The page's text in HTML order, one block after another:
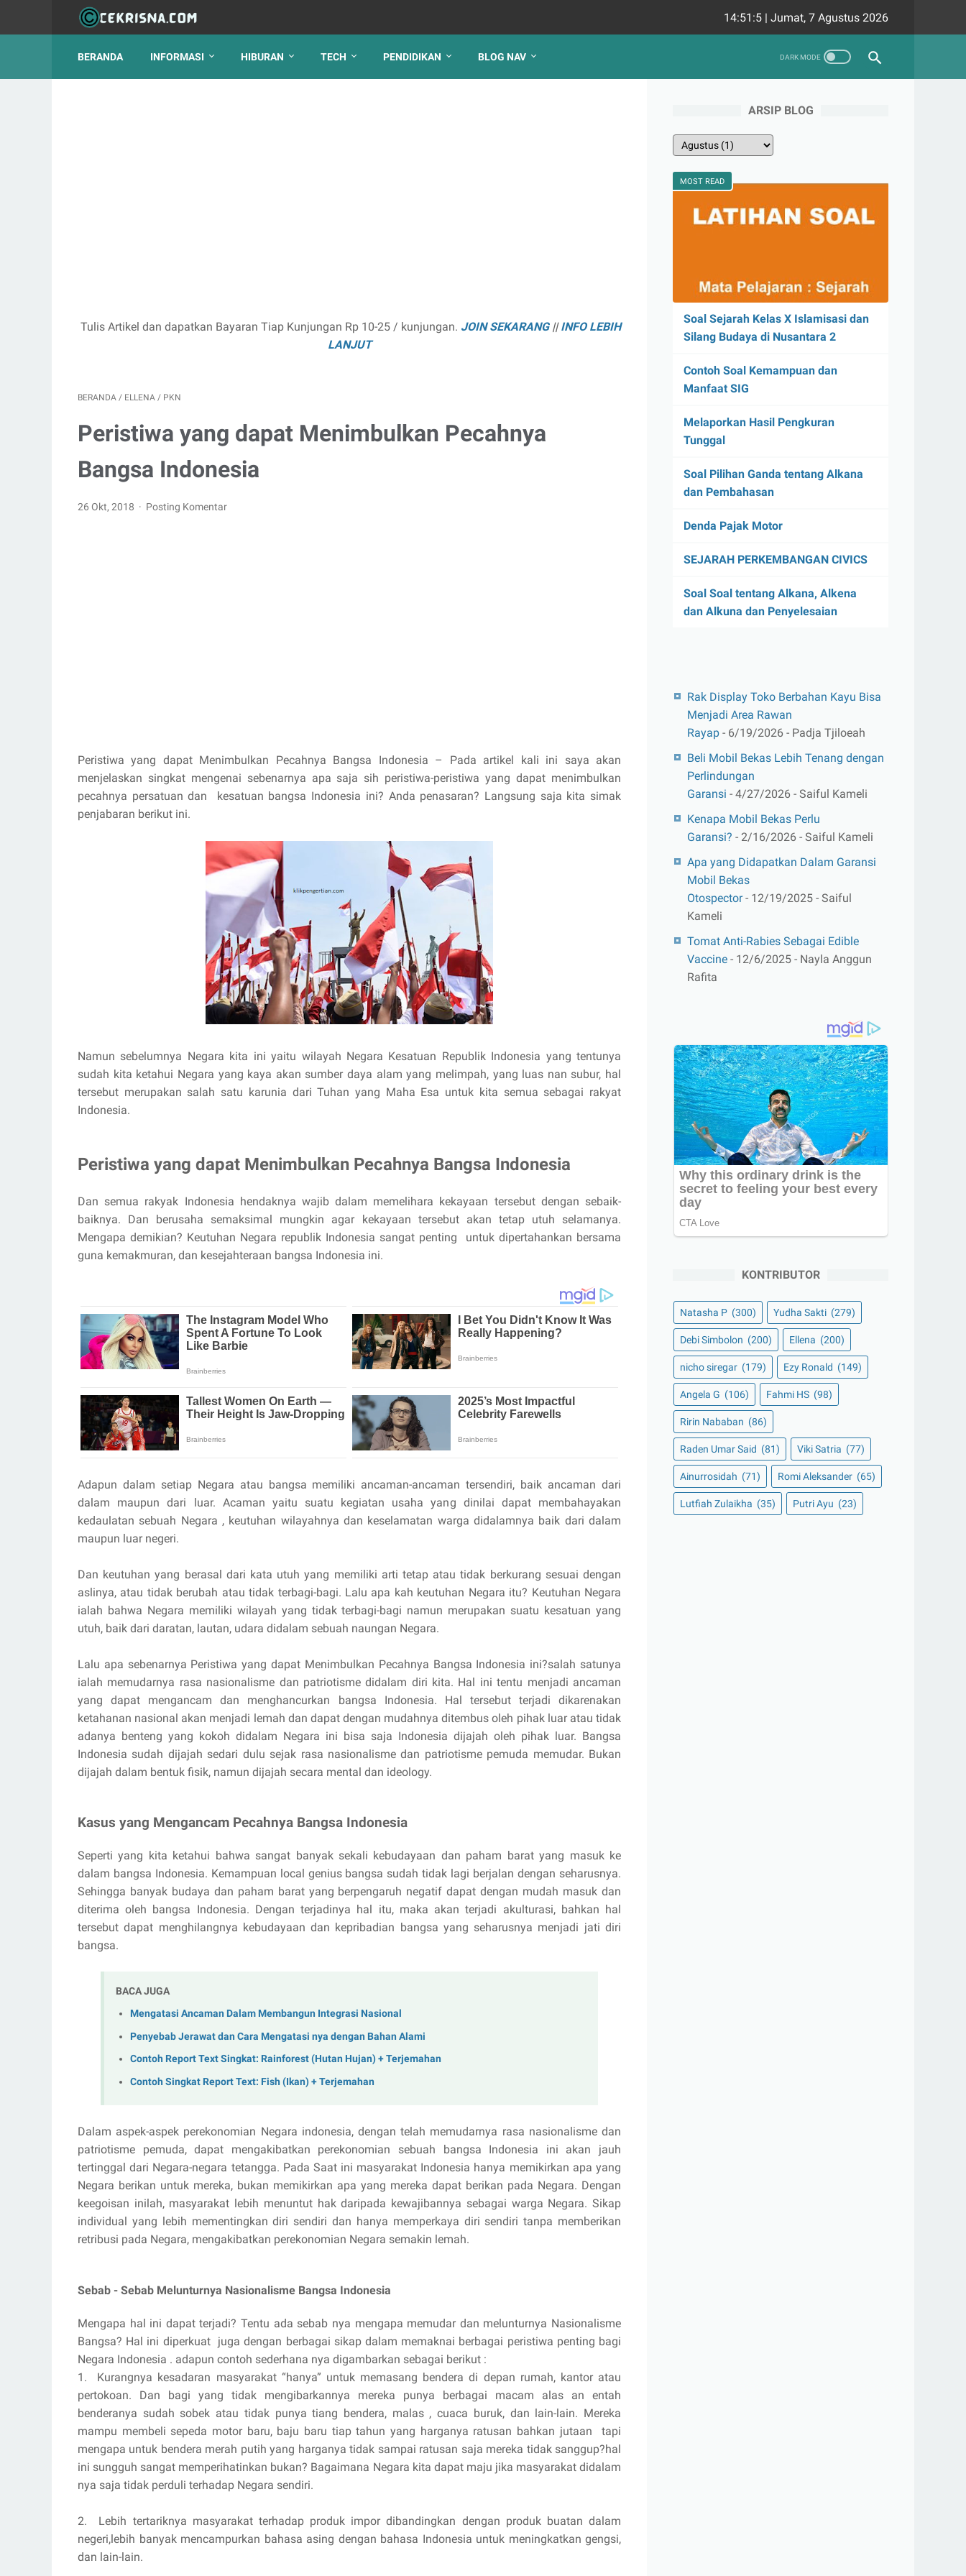
14:51:6 | Jumat, 7 Agustus 2026
BERANDA INFORMASI HIBURAN TECH PENDIDIKAN BLOG NAV
Tulis Artikel dan dapatkan Bayaran Tiap Kunjungan Rp 10-25 / kunjungan. JOIN SEKARANG||INFO LEBIH
LANJUT
BERANDA / ELLENA / PKN
Peristiwa yang dapat Menimbulkan Pecahnya
Bangsa Indonesia
26 Okt, 2018 Posting Komentar
Peristiwa yang dapat Menimbulkan Pecahnya Bangsa Indonesia – Pada artikel kali ini saya akan
menjelaskan singkat mengenai sebenarnya apa saja sih peristiwa-peristiwa yang dapat menimbulkan
pecahnya persatuan dan kesatuan bangsa Indonesia ini? Anda penasaran? Langsung saja kita simak
penjabaran berikut ini.
Namun sebelumnya Negara kita ini yaitu wilayah Negara Kesatuan Republik Indonesia yang tentunya
sudah kita ketahui Negara yang kaya akan sumber daya alam yang melimpah, yang luas nan subur, hal
tersebut merupakan salah satu karunia dari Tuhan yang Maha Esa untuk kita semua sebagai rakyat
Indonesia.
Peristiwa yang dapat Menimbulkan Pecahnya Bangsa Indonesia
Dan semua rakyak Indonesia hendaknya wajib dalam memelihara kekayaan tersebut dengan sebaik-
baiknya. Dan berusaha semaksimal mungkin agar kekayaan tersebut akan tetap utuh selamanya.
Mengapa demikian? Keutuhan Negara republik Indonesia sangat penting untuk dipertahankan bersama
guna kemakmuran, dan kesejahteraan bangsa Indonesia ini.
Adapun dalam setiap Negara atau bangsa memiliki ancaman-ancaman tersendiri, baik ancaman dari
dalam maupun dari luar. Acaman yaitu suatu kegiatan usaha yang dinilai dapat membahayakan
kedaulatan sebuah Negara , keutuhan wilayahnya dan keselamatan warga didalamnya baik dari dalam
maupun luar negeri.
Dan keutuhan yang berasal dari kata utuh yang memiliki arti tetap atau tidak berkurang sesuai dengan
aslinya, atau tidak berubah atau tidak terbagi-bagi. Lalu apa kah keutuhan Negara itu? Keutuhan Negara
ialah bahwa Negara memiliki wilayah yang tidak terbagi-bagi namun merupakan suatu kesatuan yang
utuh, baik dari daratan, lautan, udara didalam sebuah naungan Negara.
Lalu apa sebenarnya Peristiwa yang dapat Menimbulkan Pecahnya Bangsa Indonesia ini?salah satunya
ialah memudarnya rasa nasionalisme dan patriotisme didalam diri kita. Hal ini tentu menjadi ancaman
yang dapat mengancam dan menghancurkan bangsa Indonesia. Hal tersebut terjadi dikarenakan
ketahanan nasional akan menjadi lemah dan dapat dengan mudahnya ditembus oleh pihak luar atau tidak
adanya benteng yang kokoh didalam Negara ini bisa saja Indonesia dijajah oleh pihak luar. Bangsa
Indonesia sudah dijajah sedari dulu sejak rasa nasionalisme dan patriotisme pemuda memudar. Bukan
dijajah dalam bentuk fisik, namun dijajah secara mental dan ideology.
Kasus yang Mengancam Pecahnya Bangsa Indonesia
Seperti yang kita ketahui bahwa sangat banyak sekali kebudayaan dan paham barat yang masuk ke
dalam bangsa Indonesia. Kemampuan local genius bangsa sudah tidak lagi berjalan dengan seharusnya.
Sehingga banyak budaya dan paham barat yang berpengaruh negatif dapat dengan mudah masuk dan
diterima oleh bangsa Indonesia. Dengan terjadinya hal itu, maka akan terjadi akulturasi, bahkan hal
tersebut dapat menghilangnya kebudayaan dan kepribadian bangsa yang seharusnya menjadi jati diri
bangsa.
BACA JUGA
Mengatasi Ancaman Dalam Membangun Integrasi Nasional
Penyebab Jerawat dan Cara Mengatasi nya dengan Bahan Alami
Contoh Report Text Singkat: Rainforest (Hutan Hujan) + Terjemahan
Contoh Singkat Report Text: Fish (Ikan) + Terjemahan
Dalam aspek-aspek perekonomian Negara indonesia, dengan telah memudarnya rasa nasionalisme dan
patriotisme pemuda, dapat mengakibatkan perekonomian sebuah bangsa Indonesia ini akan jauh
tertinggal dari Negara-negara tetangga. Pada Saat ini masyarakat Indonesia hanya memikirkan apa yang
Negara berikan untuk mereka, bukan memikirkan apa yang mereka dapat berikan pada Negara. Dengan
keegoisan inilah, masyarakat lebih menuntut hak daripada kewajibannya sebagai warga Negara. Sikap
individual yang lebih mementingkan diri sendiri dan hanya memperkaya diri sendiri tanpa memberikan
retribusi pada Negara, mengakibatkan perekonomian Negara semakin lemah.
Sebab - Sebab Melunturnya Nasionalisme Bangsa Indonesia
Mengapa hal ini dapat terjadi? Tentu ada sebab nya mengapa memudar dan melunturnya Nasionalisme
Bangsa? Hal ini diperkuat juga dengan berbagai sikap dalam memaknai berbagai peristiwa penting bagi
Negara Indonesia . adapun contoh sederhana nya digambarkan sebagai berikut :
1. Kurangnya kesadaran masyarakat “hanya” untuk memasang bendera di depan rumah, kantor atau
pertokoan. Dan bagi yang tidak mengibarkannya mereka punya berbagai macam alas an entah
benderanya sudah sobek atau tidak punya tiang bendera, malas , cuaca buruk, dan lain-lain. Mereka
mampu membeli sepeda motor baru, baju baru tiap tahun yang harganya ratusan bahkan jutaan tapi
mengapa untuk bendera merah putih yang harganya tidak sampai ratusan saja mereka tidak sanggup?hal
ini sungguh sangat memperihatinkan bukan? Bagaimana Negara kita dapat maju jika masyarakat didalam
nya saja tidak perduli terhadap Negara sendiri.
2. Lebih tertariknya masyarakat terhadap produk impor dibandingkan dengan produk buatan dalam
negeri,lebih banyak mencampurkan bahasa asing dengan bahasa Indonesia untuk meningkatkan gengsi,
dan lain-lain.
ARSIP BLOG
MOST READ
Soal Sejarah Kelas X Islamisasi dan
Silang Budaya di Nusantara 2
Contoh Soal Kemampuan dan
Manfaat SIG
Melaporkan Hasil Pengkuran
Tunggal
Soal Pilihan Ganda tentang Alkana
dan Pembahasan
Denda Pajak Motor
SEJARAH PERKEMBANGAN CIVICS
Soal Soal tentang Alkana, Alkena
dan Alkuna dan Penyelesaian
Rak Display Toko Berbahan Kayu Bisa
Menjadi Area Rawan
Rayap - 6/19/2026 - Padja Tjiloeah
Beli Mobil Bekas Lebih Tenang dengan
Perlindungan
Garansi - 4/27/2026 - Saiful Kameli
Kenapa Mobil Bekas Perlu
Garansi? - 2/16/2026 - Saiful Kameli
Apa yang Didapatkan Dalam Garansi
Mobil Bekas
Otospector- 12/19/2025 - Saiful
Kameli
Tomat Anti-Rabies Sebagai Edible
Vaccine - 12/6/2025 - Nayla Anggun
Rafita
KONTRIBUTOR
Natasha P (300) Yudha Sakti (279)
Debi Simbolon (200) Ellena (200)
nicho siregar (179) Ezy Ronald (149)
Angela G (106) Fahmi HS (98)
Ririn Nababan (86)
Raden Umar Said (81) Viki Satria (77)
Ainurrosidah (71) Romi Aleksander (65)
Lutfiah Zulaikha (35) Putri Ayu (23)